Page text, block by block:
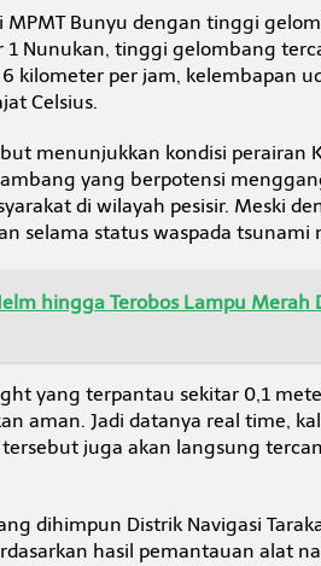
MPMT Bunyu dengan tinggi
1 Nunukan, tinggi gelombang
kilometer per jam, kelembapan
Celsius.
menunjukkan kondisi perairan
yang berpotensi
di wilayah pesisir. Meski
selama status waspada tsunami
hingga Terobos Lampu Merah
yang terpantau sekitar 0,1
aman. Jadi datanya real time,
juga akan langsung
dihimpun Distrik Navigasi
hasil pemantauan alat